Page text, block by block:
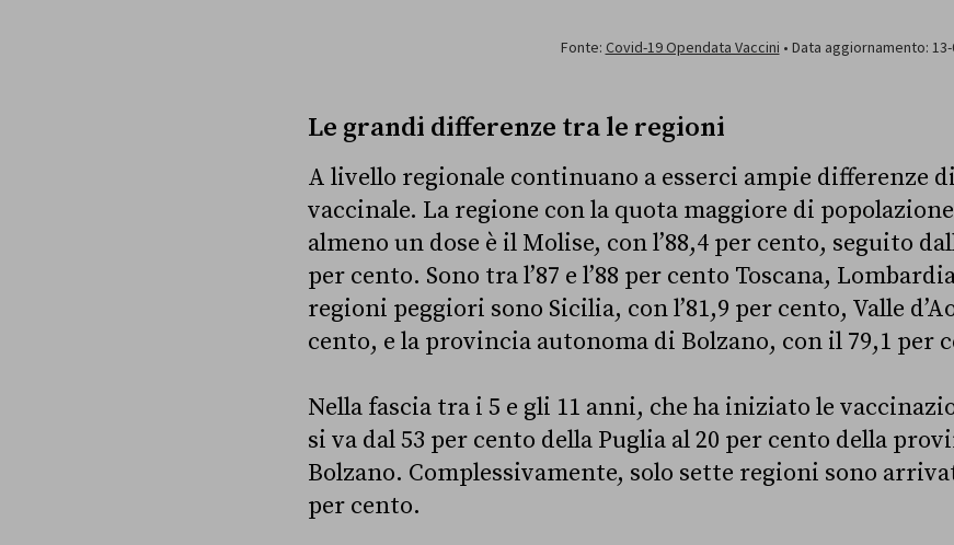
Le grandi differenze tra le regioni
A livello regionale continuano a esserci ampie differenze
vaccinale. La regione con la quota maggiore di
almeno un dose è il Molise, con l’88,4 per cento, seguito
per cento. Sono tra l’87 e l’88 per cento Toscana,
regioni peggiori sono Sicilia, con l’81,9 per cento, Valle
cento, e la provincia autonoma di Bolzano, con il 79,1 per
Nella fascia tra i 5 e gli 11 anni, che ha iniziato le
si va dal 53 per cento della Puglia al 20 per cento della
Bolzano. Complessivamente, solo sette regioni sono
per cento.